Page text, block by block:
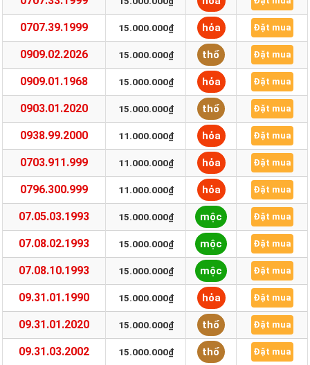
0707.39.1999 15.000.000₫ hỏa Đặt mua
0909.02.2026 15.000.000₫ thổ Đặt mua
0909.01.1968 15.000.000₫ hỏa Đặt mua
0903.01.2020 15.000.000₫ thổ Đặt mua
0938.99.2000 11.000.000₫ hỏa Đặt mua
0703.911.999 11.000.000₫ hỏa Đặt mua
0796.300.999 11.000.000₫ hỏa Đặt mua
07.05.03.1993 15.000.000₫ mộc Đặt mua
07.08.02.1993 15.000.000₫ mộc Đặt mua
07.08.10.1993 15.000.000₫ mộc Đặt mua
09.31.01.1990 15.000.000₫ hỏa Đặt mua
09.31.01.2020 15.000.000₫ thổ Đặt mua
09.31.03.2002 15.000.000₫ thổ Đặt mua